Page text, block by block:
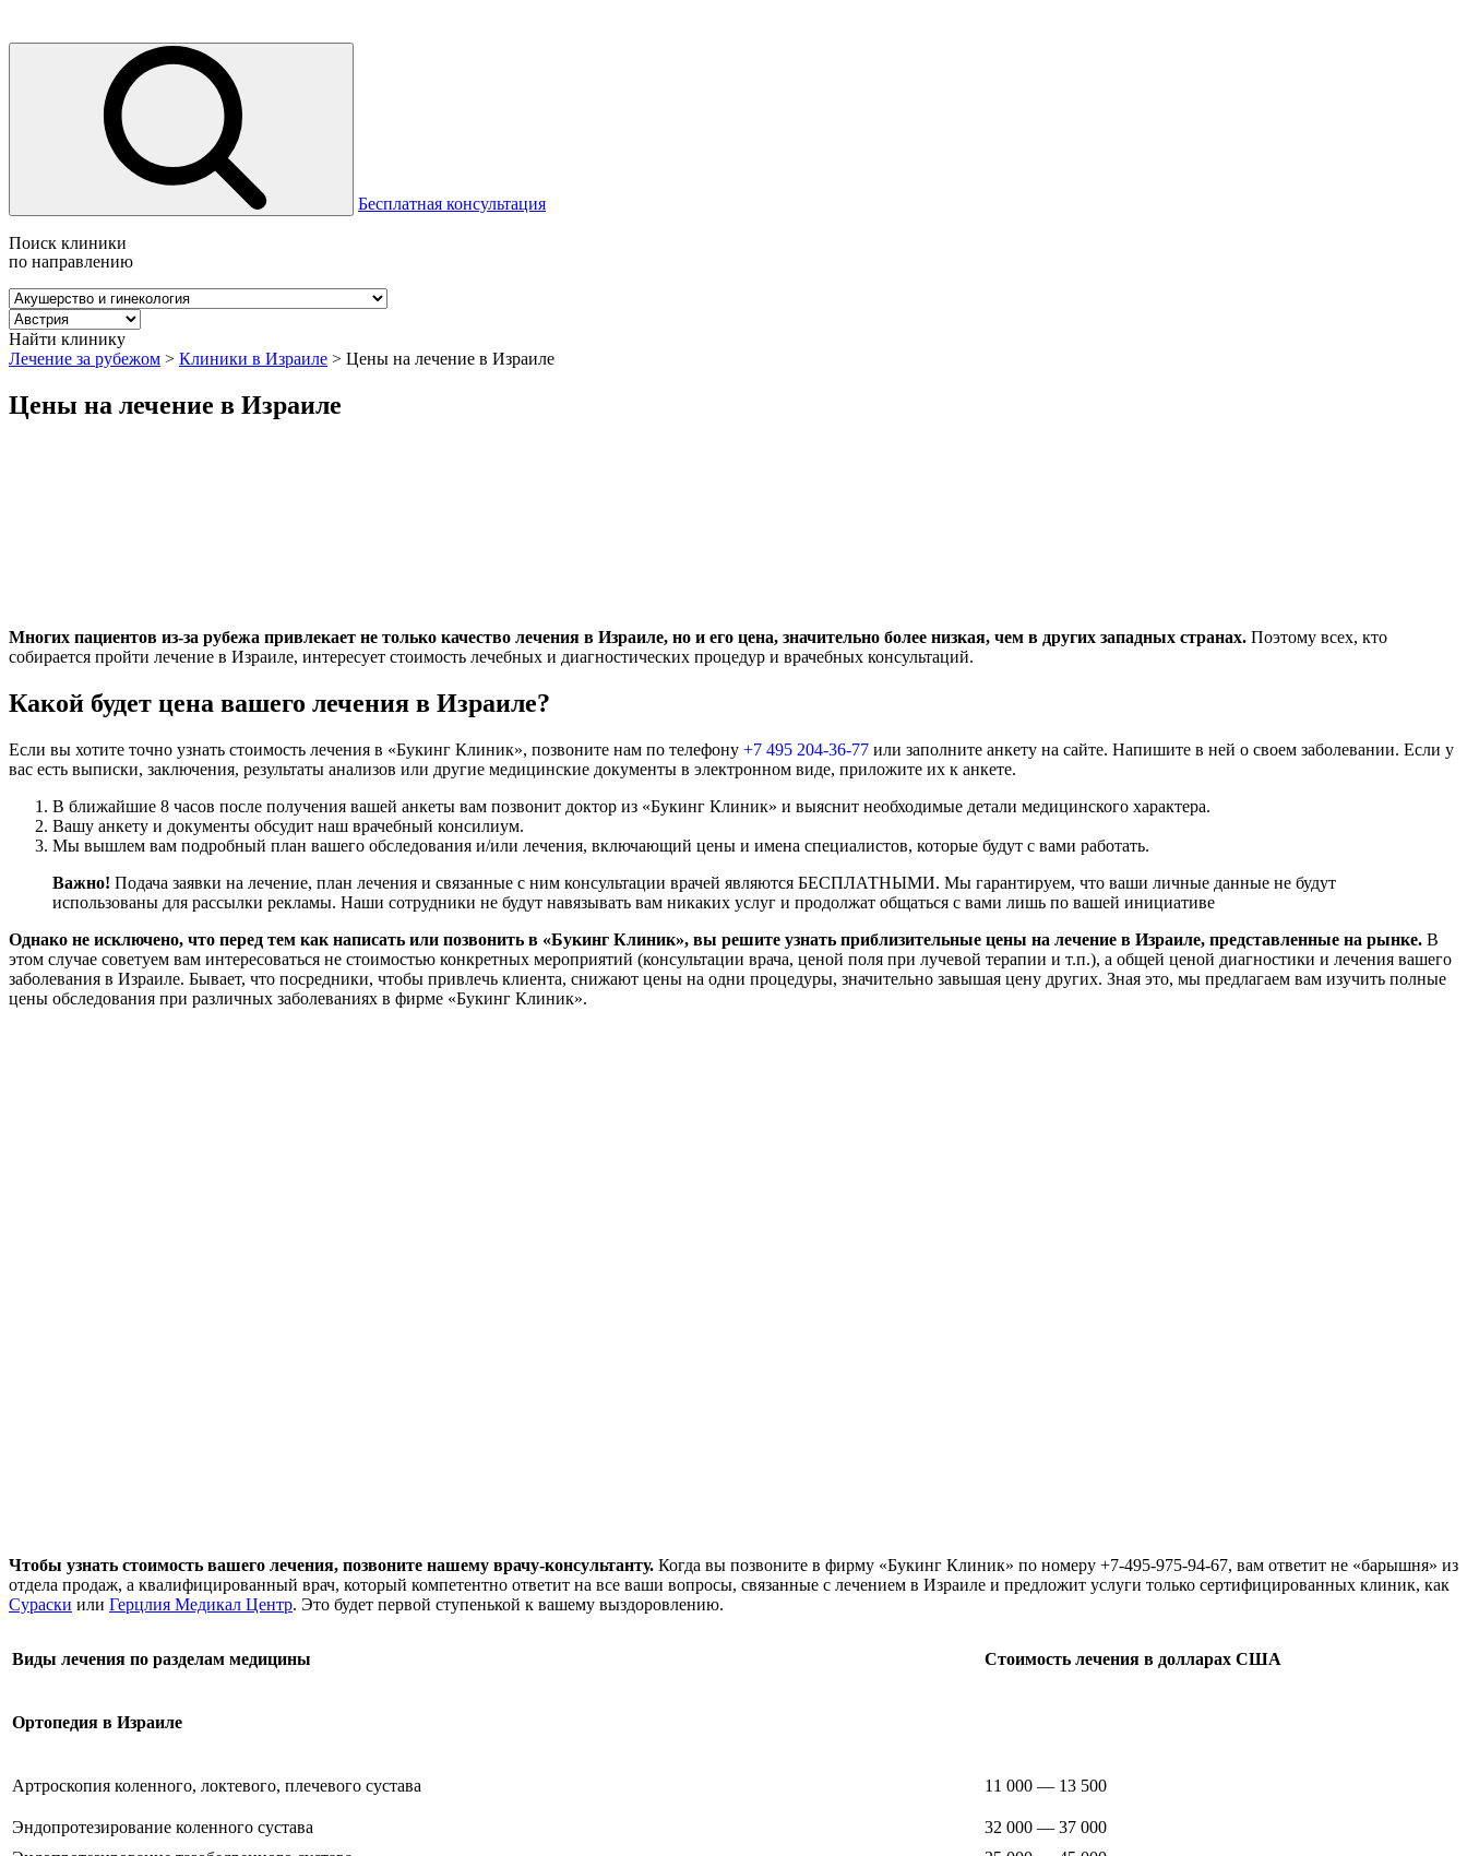
Бесплатная консультация
Поиск клиники
по направлению
Найти клинику
Лечение за рубежом > Клиники в Израиле > Цены на лечение в Израиле
Цены на лечение в Израиле
Многих пациентов из-за рубежа привлекает не только качество лечения в Израиле, но и его цена, значительно более низкая, чем в других западных странах. Поэтому всех, кто
собирается пройти лечение в Израиле, интересует стоимость лечебных и диагностических процедур и врачебных консультаций.
Какой будет цена вашего лечения в Израиле?
Если вы хотите точно узнать стоимость лечения в «Букинг Клиник», позвоните нам по телефону +7 495 204-36-77 или заполните анкету на сайте. Напишите в ней о своем заболевании. Если у
вас есть выписки, заключения, результаты анализов или другие медицинские документы в электронном виде, приложите их к анкете.
В ближайшие 8 часов после получения вашей анкеты вам позвонит доктор из «Букинг Клиник» и выяснит необходимые детали медицинского характера.
Вашу анкету и документы обсудит наш врачебный консилиум.
Мы вышлем вам подробный план вашего обследования и/или лечения, включающий цены и имена специалистов, которые будут с вами работать.
Важно! Подача заявки на лечение, план лечения и связанные с ним консультации врачей являются БЕСПЛАТНЫМИ. Мы гарантируем, что ваши личные данные не будут
использованы для рассылки рекламы. Наши сотрудники не будут навязывать вам никаких услуг и продолжат общаться с вами лишь по вашей инициативе
Однако не исключено, что перед тем как написать или позвонить в «Букинг Клиник», вы решите узнать приблизительные цены на лечение в Израиле, представленные на рынке. В
этом случае советуем вам интересоваться не стоимостью конкретных мероприятий (консультации врача, ценой поля при лучевой терапии и т.п.), а общей ценой диагностики и лечения вашего
заболевания в Израиле. Бывает, что посредники, чтобы привлечь клиента, снижают цены на одни процедуры, значительно завышая цену других. Зная это, мы предлагаем вам изучить полные
цены обследования при различных заболеваниях в фирме «Букинг Клиник».
Чтобы узнать стоимость вашего лечения, позвоните нашему врачу-консультанту. Когда вы позвоните в фирму «Букинг Клиник» по номеру +7-495-975-94-67, вам ответит не «барышня» из
отдела продаж, а квалифицированный врач, который компетентно ответит на все ваши вопросы, связанные с лечением в Израиле и предложит услуги только сертифицированных клиник, как
Сураски или Герцлия Медикал Центр. Это будет первой ступенькой к вашему выздоровлению.
Виды лечения по разделам медицины Стоимость лечения в долларах США
Ортопедия в Израиле
Артроскопия коленного, локтевого, плечевого сустава 11 000 — 13 500
Эндопротезирование коленного сустава
32 000 — 37 000